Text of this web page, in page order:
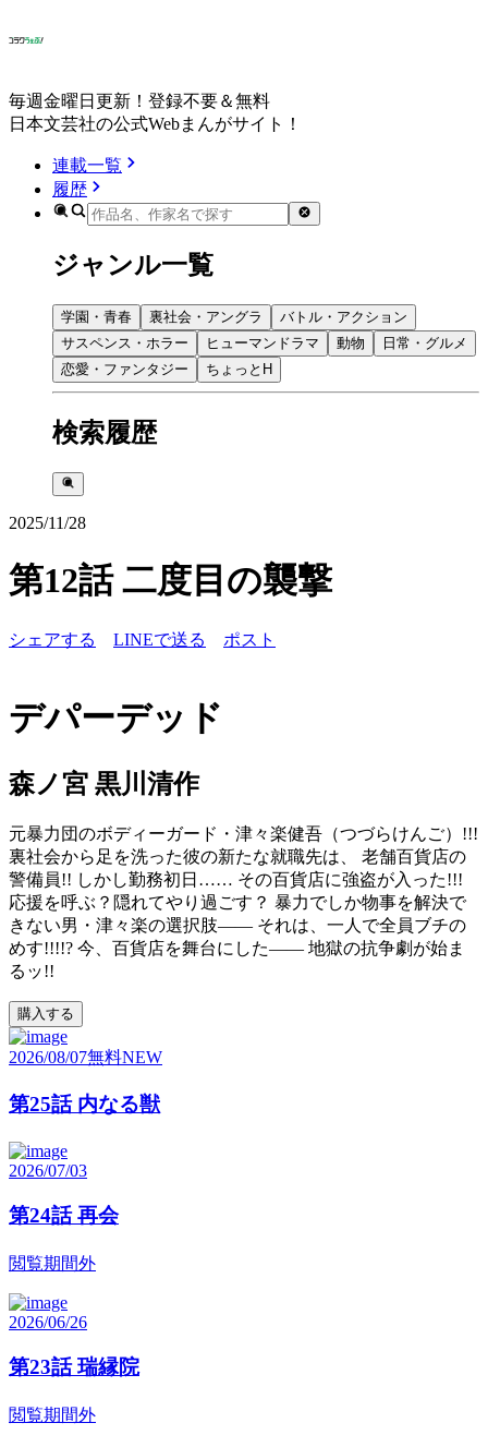
毎週金曜日更新！登録不要＆無料
日本文芸社の公式Webまんがサイト！
連載一覧
履歴
ジャンル一覧
学園・青春 裏社会・アングラ
バトル・アクション
サスペンス・ホラー
ヒューマンドラマ 動物
日常・グルメ
恋愛・ファンタジー
ちょっとH
検索履歴
2025/11/28
第12話 二度目の襲撃
シェアする LINEで送る ポスト
デパーデッド
森ノ宮 黒川清作
元暴力団のボディーガード・津々楽健吾（つづらけんご）!!!
裏社会から足を洗った彼の新たな就職先は、 老舗百貨店の
警備員!! しかし勤務初日…… その百貨店に強盗が入った!!!
応援を呼ぶ？隠れてやり過ごす？ 暴力でしか物事を解決で
きない男・津々楽の選択肢―― それは、一人で全員ブチの
めす!!!!? 今、百貨店を舞台にした―― 地獄の抗争劇が始ま
るッ!!
購入する
2026/08/07無料NEW
第25話 内なる獣
2026/07/03
第24話 再会
閲覧期間外
2026/06/26
第23話 瑞縁院
閲覧期間外